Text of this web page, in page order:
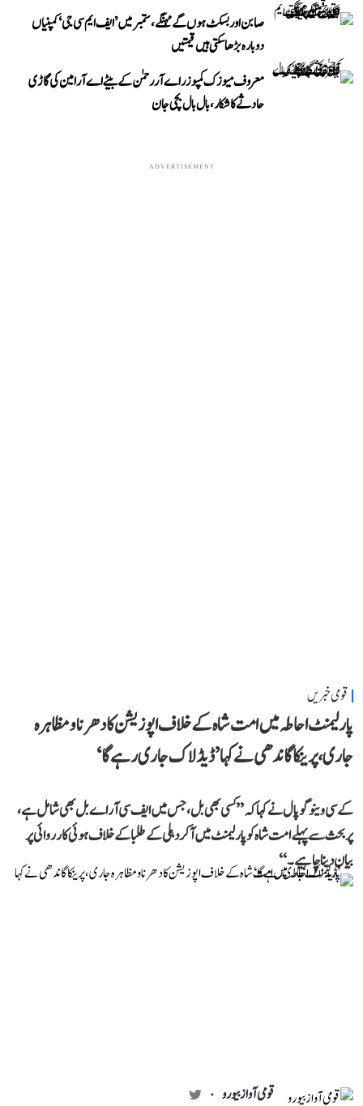
صابن اور بسکٹ ہوں گے مہنگے، ستمبر میں ’ایف ایم سی جی‘ کمپنیاں
دوبارہ بڑھا سکتی ہیں قیمتیں
معروف میوزک کمپوزر اے آر رحمٰن کے بیٹے اے آر امین کی گاڑی
حادثے کا شکار، بال بال بچی جان
ADVERTISEMENT
قومی خبریں
پارلیمنٹ احاطہ میں امت شاہ کے خلاف اپوزیشن کا دھرنا و مظاہرہ
جاری، پرینکا گاندھی نے کہا ’ڈیڈلاک جاری رہے گا‘
کے سی وینوگوپال نے کہا کہ ’’کسی بھی بل، جس میں ایف سی آر اے بل بھی شامل ہے،
پر بحث سے پہلے امت شاہ کو پارلیمنٹ میں آکر دہلی کے طلبا کے خلاف ہوئی کارروائی پر
بیان دینا چاہیے۔‘‘
قومی آواز بیورو